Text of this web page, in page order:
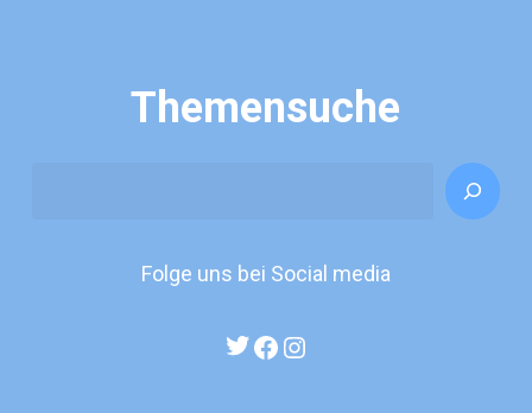
Themensuche
Folge uns bei Social media
Twitter
Facebook